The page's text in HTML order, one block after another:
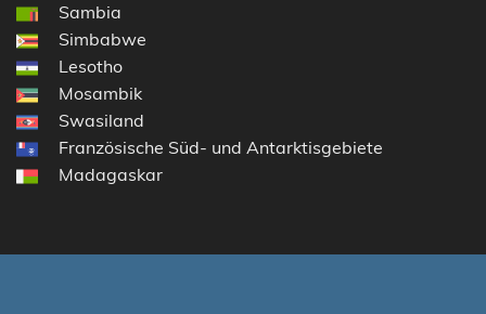
Sambia
Simbabwe
Lesotho
Mosambik
Swasiland
Französische Süd- und Antarktisgebiete
Madagaskar